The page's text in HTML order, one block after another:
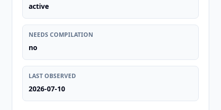
active
NEEDS COMPILATION
no
LAST OBSERVED
2026-07-10